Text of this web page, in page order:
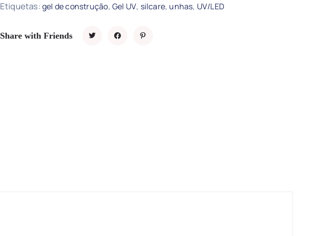
Etiquetas:gel de construção, Gel UV, silcare, unhas, UV/LED
Share with Friends